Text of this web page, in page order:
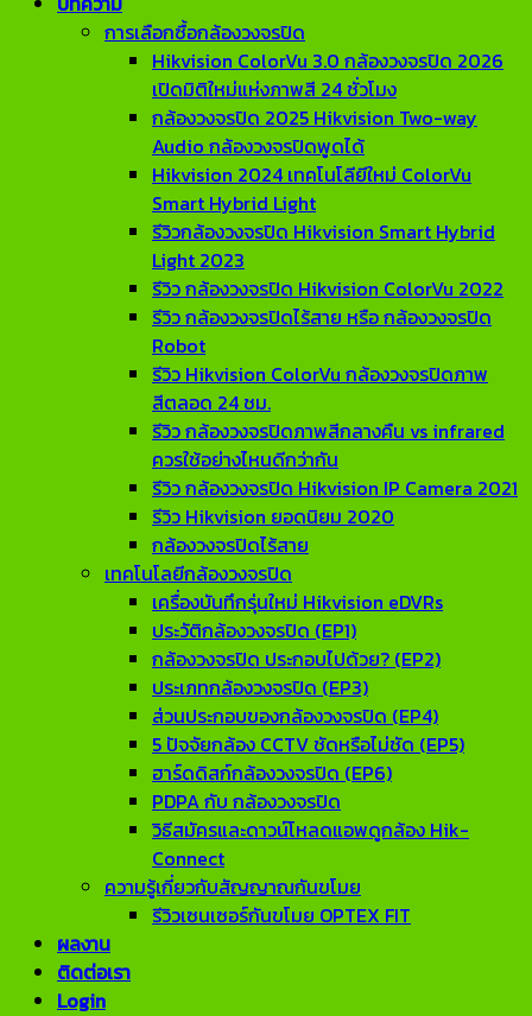
การเลือกซื้อกล้องวงจรปิด
Hikvision ColorVu 3.0 กล้องวงจรปิด 2026
เปิดมิติใหม่แห่งภาพสี 24 ชั่วโมง
กล้องวงจรปิด 2025 Hikvision Two-way
Audio กล้องวงจรปิดพูดได้
Hikvision 2024 เทคโนโลียีใหม่ ColorVu
Smart Hybrid Light
รีวิวกล้องวงจรปิด Hikvision Smart Hybrid
Light 2023
รีวิว กล้องวงจรปิด Hikvision ColorVu 2022
รีวิว กล้องวงจรปิดไร้สาย หรือ กล้องวงจรปิด
Robot
รีวิว Hikvision ColorVu กล้องวงจรปิดภาพ
สีตลอด 24 ชม.
รีวิว กล้องวงจรปิดภาพสีกลางคืน vs infrared
ควรใช้อย่างไหนดีกว่ากัน
รีวิว กล้องวงจรปิด Hikvision IP Camera 2021
รีวิว Hikvision ยอดนิยม 2020
กล้องวงจรปิดไร้สาย
เทคโนโลยีกล้องวงจรปิด
เครื่องบันทึกรุ่นใหม่ Hikvision eDVRs
ประวัติกล้องวงจรปิด (EP1)
กล้องวงจรปิด ประกอบไปด้วย? (EP2)
ประเภทกล้องวงจรปิด (EP3)
ส่วนประกอบของกล้องวงจรปิด (EP4)
5 ปัจจัยกล้อง CCTV ชัดหรือไม่ชัด (EP5)
ฮาร์ดดิสก์กล้องวงจรปิด (EP6)
PDPA กับ กล้องวงจรปิด
วิธีสมัครและดาวน์โหลดแอพดูกล้อง Hik-
Connect
ความรู้เกี่ยวกับสัญญาณกันขโมย
รีวิวเซนเซอร์กันขโมย OPTEX FIT
ผลงาน
ติดต่อเรา
Login